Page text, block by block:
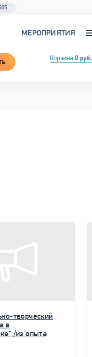
МЕРОПРИЯТИЯ
Корзина 0 руб.
творческий
в
/из опыта